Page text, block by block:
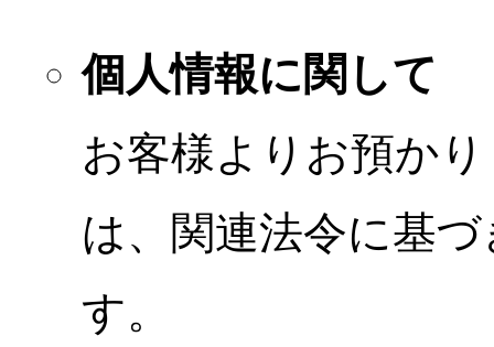
個人情報に関して
お客様よりお預か
は、関連法令に基
す。